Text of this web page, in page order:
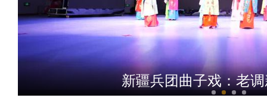
新疆兵团曲子戏：老